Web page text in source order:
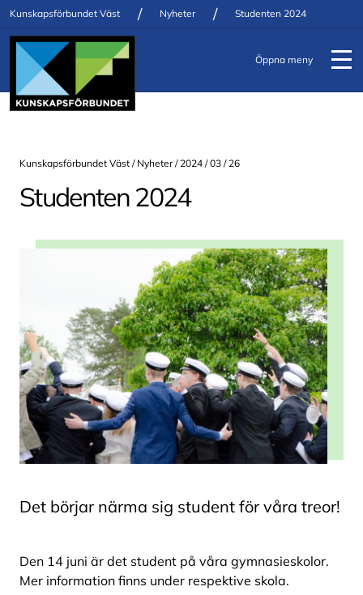
Kunskapsförbundet Väst / Nyheter / Studenten 2024
Öppna meny
Kunskapsförbundet Väst / Nyheter/ 2024 / 03 / 26
Studenten 2024
Det börjar närma sig student för våra treor!
Den 14 juni är det student på våra gymnasieskolor.
Mer information finns under respektive skola.